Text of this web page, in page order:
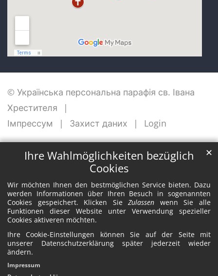
Ihre Wahlmöglichkeiten bezüglich
Cookies
Wir möchten Ihnen den bestmöglichen Service bieten. Dazu
werden Informationen über Ihren Besuch in sogenannten
Cookies gespeichert. Klicken SieZulassen wenn Sie alle
Funktionen dieser Website unter Verwendung spezieller
Cookies aktiveren möchten.
Ihre Cookie-Einstellungen können Sie auf der Seite mit
unserer Datenschutzerklärung später jederzeit wieder
ändern.
✕
Impressum
© Українська персональна парафія св. Івана
Хрестителя
Імпрессум
Захист даних Login